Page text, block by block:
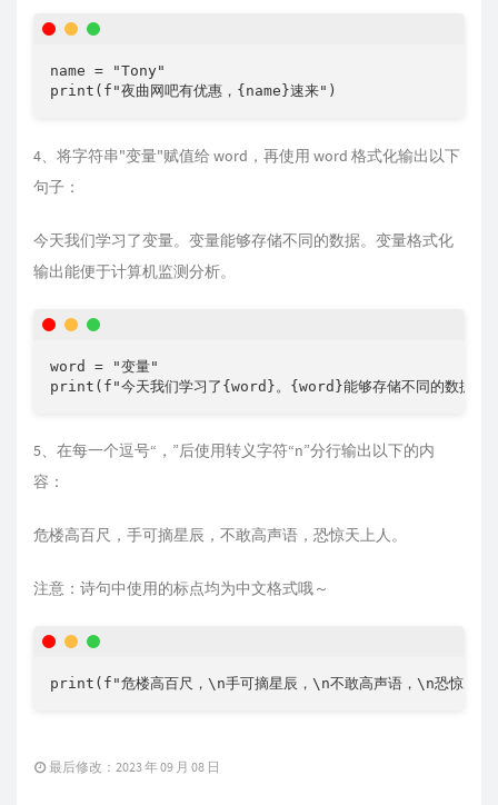
name = "Tony"
print(f"夜曲网吧有优惠，{name}速来")
4、将字符串"变量"赋值给 word，再使用 word 格式化输出以下
句子：
今天我们学习了变量。变量能够存储不同的数据。变量格式化
输出能便于计算机监测分析。
word = "变量"
print(f"今天我们学习了{word}。{word}能够存储不同的数据。
5、在每一个逗号“，”后使用转义字符“n”分行输出以下的内
容：
危楼高百尺，手可摘星辰，不敢高声语，恐惊天上人。
注意：诗句中使用的标点均为中文格式哦～
print(f"危楼高百尺，\n手可摘星辰，\n不敢高声语，\n恐惊天
最后修改：2023 年 09 月 08 日